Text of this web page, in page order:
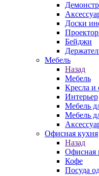
Доски
Бейджи
Мебель
Назад
Мебель
Кресла и
Интерьер
Мебель
Мебель
Офисная кухня
Назад
Офисная
Кофе
Посуда